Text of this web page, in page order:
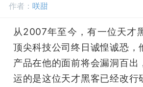
网
作者： 咲甜
从2007年至今，有一位天才
顶尖科技公司终日诚惶诚恐，
产品在他的面前将会漏洞百出
运的是这位天才黑客已经改行